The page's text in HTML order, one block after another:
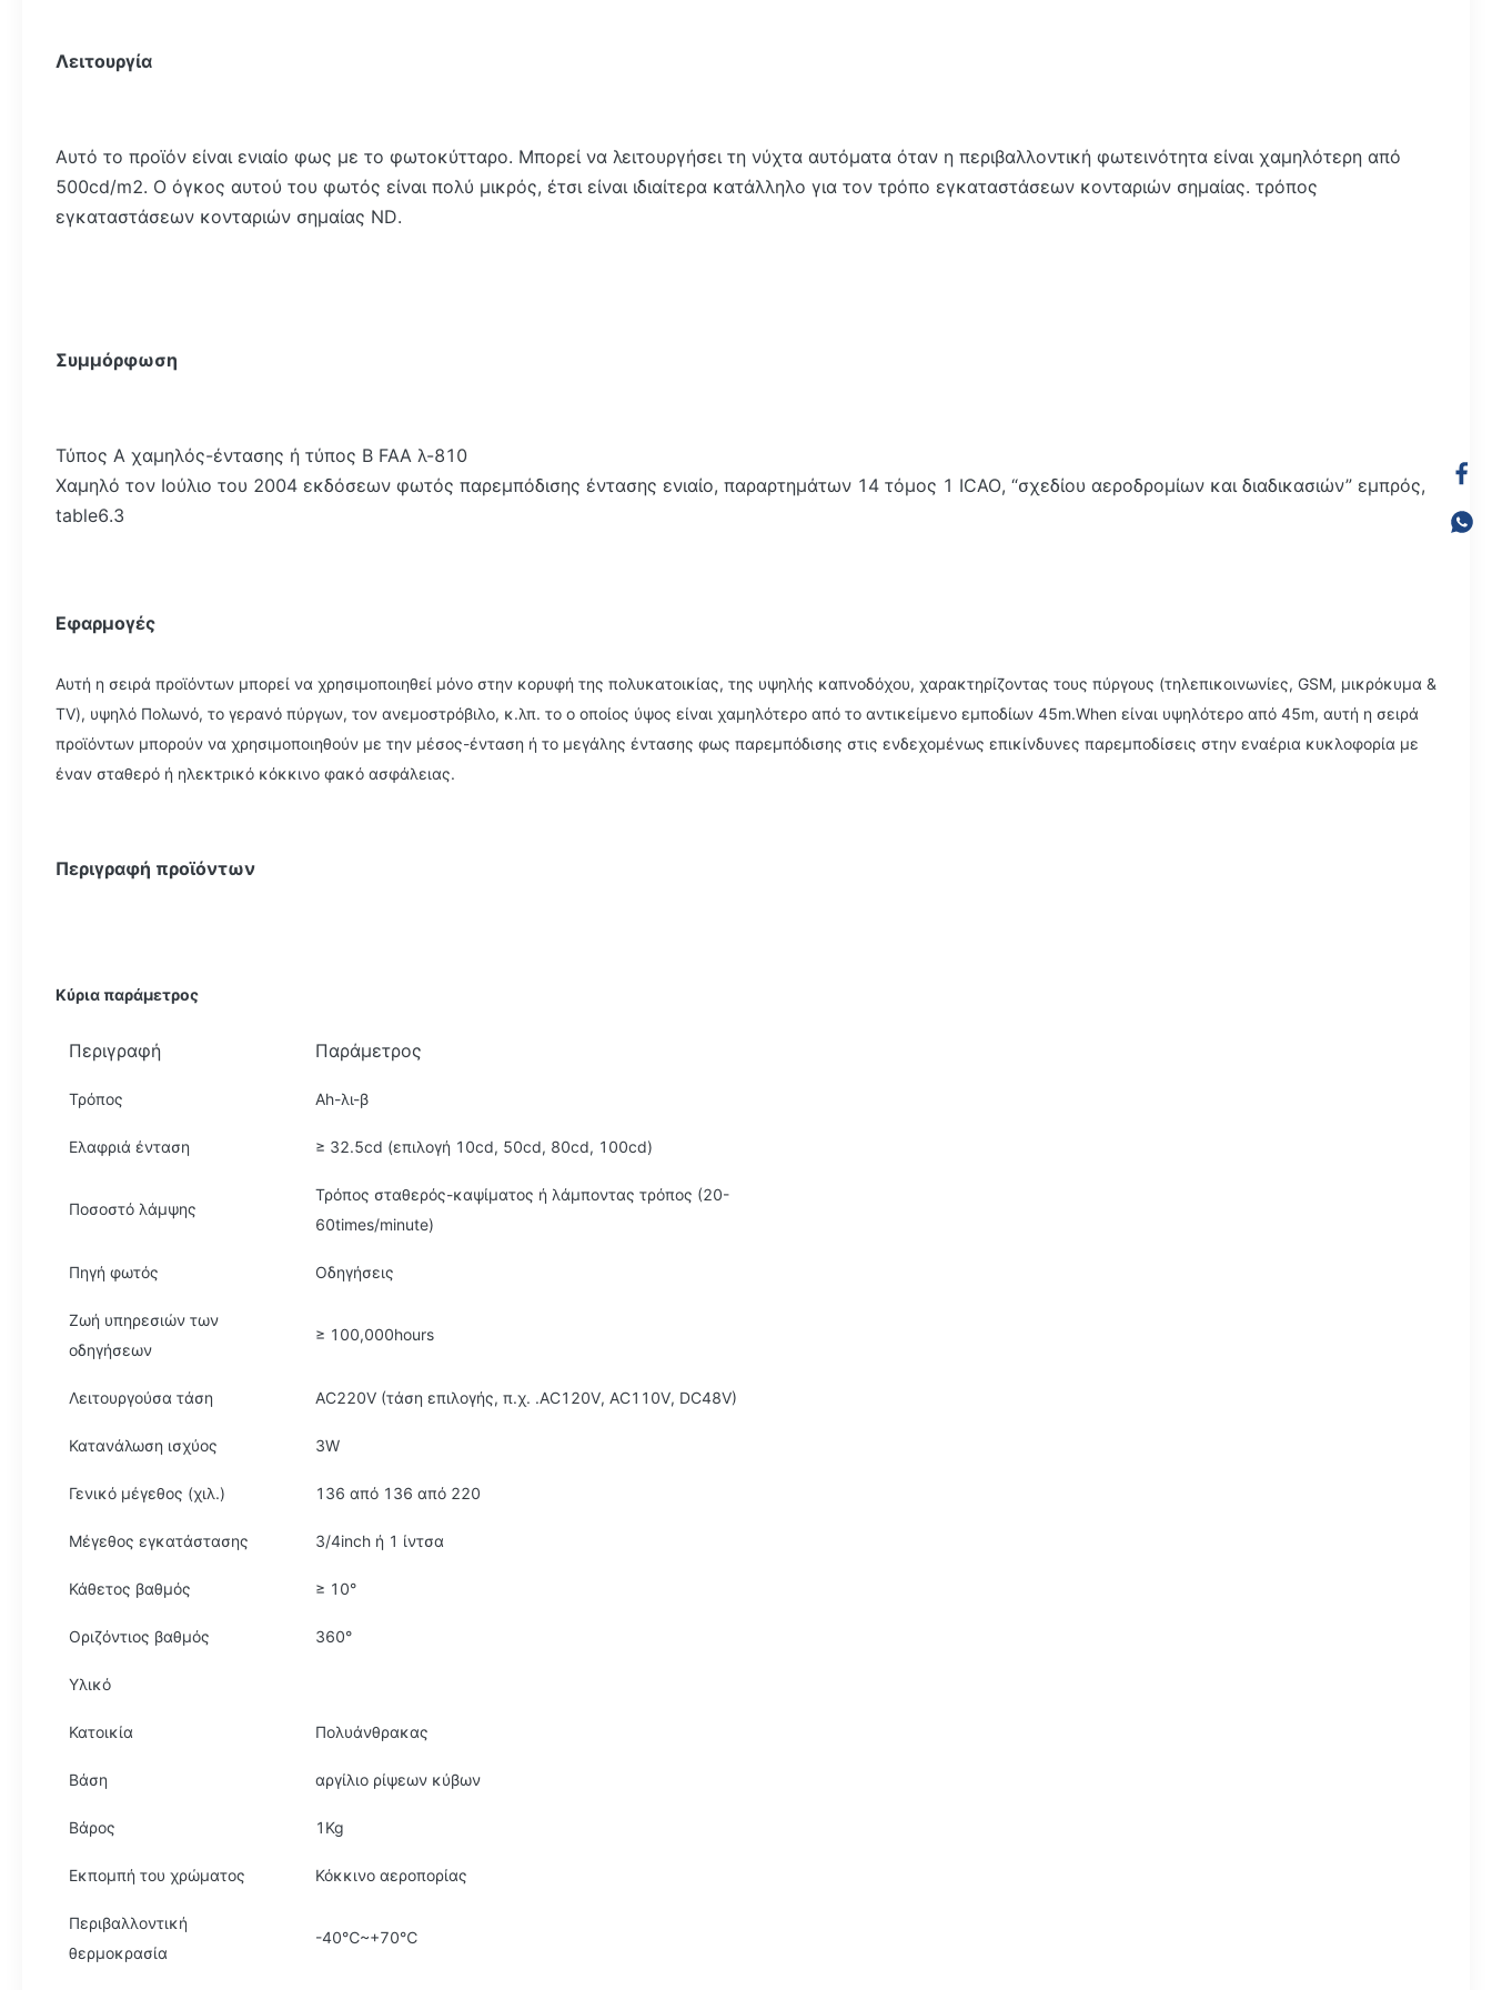
Λειτουργία
Αυτό το προϊόν είναι ενιαίο φως με το φωτοκύτταρο. Μπορεί να λειτουργήσει τη νύχτα αυτόματα όταν η περιβαλλοντική φωτεινότητα είναι χαμηλότερη από
500cd/m2. Ο όγκος αυτού του φωτός είναι πολύ μικρός, έτσι είναι ιδιαίτερα κατάλληλο για τον τρόπο εγκαταστάσεων κονταριών σημαίας. τρόπος
εγκαταστάσεων κονταριών σημαίας ND.
Συμμόρφωση
Τύπος Α χαμηλός-έντασης ή τύπος Β FAA λ-810
Χαμηλό τον Ιούλιο του 2004 εκδόσεων φωτός παρεμπόδισης έντασης ενιαίο, παραρτημάτων 14 τόμος 1 ICAO, “σχεδίου αεροδρομίων και διαδικασιών” εμπρός,
table6.3
Εφαρμογές
Αυτή η σειρά προϊόντων μπορεί να χρησιμοποιηθεί μόνο στην κορυφή της πολυκατοικίας, της υψηλής καπνοδόχου, χαρακτηρίζοντας τους πύργους (τηλεπικοινωνίες, GSM, μικρόκυμα &
TV), υψηλό Πολωνό, το γερανό πύργων, τον ανεμοστρόβιλο, κ.λπ. το ο οποίος ύψος είναι χαμηλότερο από το αντικείμενο εμποδίων 45m.When είναι υψηλότερο από 45m, αυτή η σειρά
προϊόντων μπορούν να χρησιμοποιηθούν με την μέσος-ένταση ή το μεγάλης έντασης φως παρεμπόδισης στις ενδεχομένως επικίνδυνες παρεμποδίσεις στην εναέρια κυκλοφορία με
έναν σταθερό ή ηλεκτρικό κόκκινο φακό ασφάλειας.
Περιγραφή προϊόντων
Κύρια παράμετρος
Περιγραφή Παράμετρος
Τρόπος Ah-λι-β
Ελαφριά ένταση ≥ 32.5cd (επιλογή 10cd, 50cd, 80cd, 100cd)
Ποσοστό λάμψης
Τρόπος σταθερός-καψίματος ή λάμποντας τρόπος (20-
60times/minute)
Πηγή φωτός Οδηγήσεις
Ζωή υπηρεσιών των
οδηγήσεων
≥ 100,000hours
Λειτουργούσα τάση AC220V (τάση επιλογής, π.χ. .AC120V, AC110V, DC48V)
Κατανάλωση ισχύος 3W
Γενικό μέγεθος (χιλ.) 136 από 136 από 220
Μέγεθος εγκατάστασης 3/4inch ή 1 ίντσα
Κάθετος βαθμός ≥ 10°
Οριζόντιος βαθμός 360°
Υλικό
Κατοικία Πολυάνθρακας
Βάση αργίλιο ρίψεων κύβων
Βάρος 1Kg
Εκπομπή του χρώματος Κόκκινο αεροπορίας
Περιβαλλοντική
θερμοκρασία
-40℃~+70℃